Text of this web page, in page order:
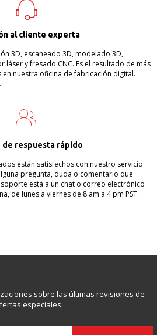
al cliente experta
3D, escaneado 3D, modelado 3D,
y fresado CNC. Es el resultado de más
nuestra oficina de fabricación digital.
de respuesta rápido
están satisfechos con nuestro servicio
pregunta, duda o comentario que
está a un chat o correo electrónico
de lunes a viernes de 8 am a 4 pm PST.
sobre las últimas revisiones de
especiales.